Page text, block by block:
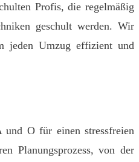
Profis, die regelmäßig
geschult werden. Wir
jeden Umzug effizient und
O für einen stressfreien
Planungsprozess, von der